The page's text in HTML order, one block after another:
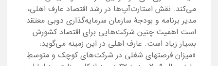
می‌کند. نقش استارت‌آپ‌ها در رشد اقتصاد عارف اهلی،
مدیر برنامه‌ و بودجهٔ سازمان سرمایه‌گذاری دوبی معتقد
است اهمیت چنین شرکت‌هایی برای اقتصاد کشورش
بسیار زیاد است. عارف اهلی در این زمینه می‌گوید:‌
«میزان فرصتهای شغلی در شرکت‌های کوچک و متوسطِ